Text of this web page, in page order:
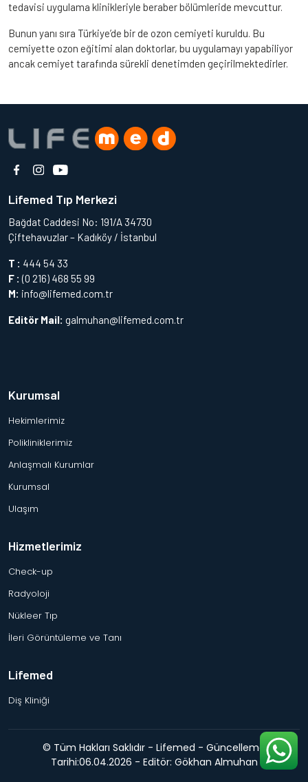
tedavisi uygulama klinikleriyle beraber bölümleride mevcuttur.
Bunun yanı sıra Türkiye’de bir de ozon cemiyeti kuruldu. Bu
cemiyette ozon eğitimi alan doktorlar, bu uygulamayı yapabiliyor
ancak cemiyet tarafında sürekli denetimden geçirilmektedirler.
Lifemed Tıp Merkezi
Bağdat Caddesi No: 191/A 34730
Çiftehavuzlar – Kadıköy / İstanbul
T : 444 54 33
F : (0 216) 468 55 99
M: info@lifemed.com.tr
Editör Mail: galmuhan@lifemed.com.tr
Kurumsal
Hekimlerimiz
Polikliniklerimiz
Anlaşmalı Kurumlar
Kurumsal
Ulaşım
Hizmetlerimiz
Check-up
Radyoloji
Nükleer Tıp
İleri Görüntüleme ve Tanı
Lifemed
Diş Kliniği
© Tüm Hakları Saklıdır - Lifemed - Güncelleme
Tarihi:06.04.2026 - Editör: Gökhan Almuhan